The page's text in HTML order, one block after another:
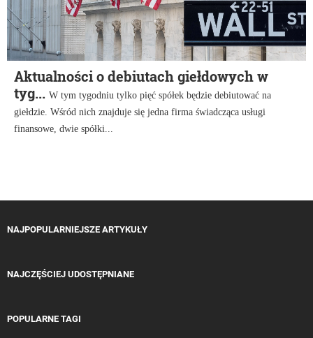
Aktualności o debiutach giełdowych w
tyg... W tym tygodniu tylko pięć spółek będzie debiutować na
giełdzie. Wśród nich znajduje się jedna firma świadcząca usługi
finansowe, dwie spółki...
NAJPOPULARNIEJSZE ARTYKUŁY
NAJCZĘŚCIEJ UDOSTĘPNIANE
POPULARNE TAGI